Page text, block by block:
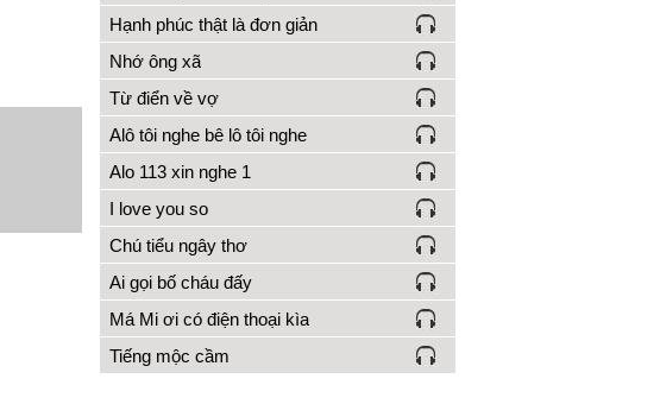
Hạnh phúc thật là đơn giản
Nhớ ông xã
Từ điển về vợ
Alô tôi nghe bê lô tôi nghe
Alo 113 xin nghe 1
I love you so
Chú tiểu ngây thơ
Ai gọi bố cháu đấy
Má Mi ơi có điện thoại kìa
Tiếng mộc cầm